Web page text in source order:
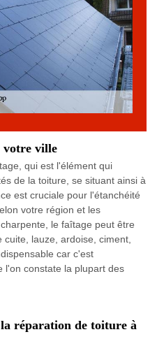
votre ville
qui est l'élément qui
de la toiture, se situant ainsi à
est cruciale pour l'étanchéité
votre région et les
le faîtage peut être
lauze, ardoise, ciment,
car c'est
l'on constate la plupart des
réparation de toiture à